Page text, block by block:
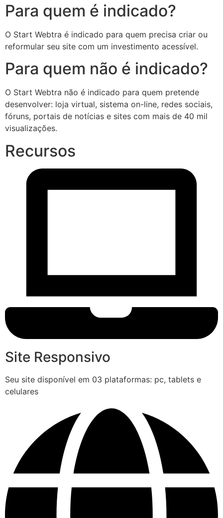
Para quem é indicado?
O Start Webtra é indicado para quem precisa criar ou
reformular seu site com um investimento acessível.
Para quem não é indicado?
O Start Webtra não é indicado para quem pretende
desenvolver: loja virtual, sistema on-line, redes sociais,
fóruns, portais de notícias e sites com mais de 40 mil
visualizações.
Recursos
Site Responsivo
Seu site disponível em 03 plataformas: pc, tablets e
celulares